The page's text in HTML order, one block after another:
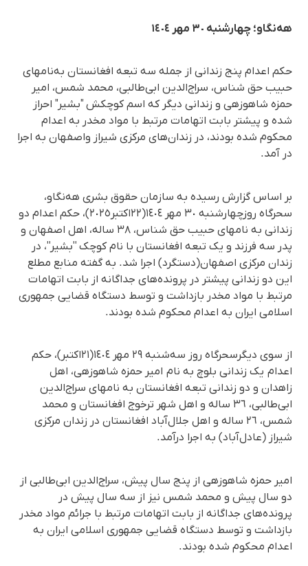
هەنگاو؛ چهارشنبە ٣٠ مهر ١٤٠٤
حکم اعدام پنج زندانی از جملە سە تبعە افغانستان به‌نامهای
حبیب حق شناس، سراج‌الدین ابی‌طالبی، محمد شمس، امیر
حمزە شاهوزهی و زندانی دیگر کە اسم کوچکش "بشیر" احراز
شده و پیشتر بابت اتهامات مرتبط با مواد مخدر به اعدام
محکوم شده بودند، در زندان‌های مرکزی شیراز واصفهان بە اجرا
در آمد.
بر اساس گزارش رسیده به سازمان حقوق بشری هه‌نگاو،
سحرگاە روزچهارشنبە ٣٠ مهر ١٤٠٤(٢٢اکتبر٢٠٢٥)، حکم اعدام دو
زندانی بە نامهای حبیب حق شناس، ٣٨ سالە، اهل اصفهان و
پدر سە فرزند و یک تبعە افغانستان با نام کوچک ''بشیر''، در
زندان مرکزی اصفهان(دستگرد) اجرا شد. بە گفتە منابع مطلع
این دو زندانی پیشتر در پرونده‌های جداگانه از بابت اتهامات
مرتبط با مواد مخدر بازداشت و توسط دستگاه قضایی جمهوری
اسلامی ایران به اعدام محکوم شده بودند.
از سوی دیگرسحرگاە روز سەشنبە ٢٩ مهر ١٤٠٤(٢١اکتبر)، حکم
اعدام یک زندانی بلوچ بە نام امیر حمزە شاهوزهی، اهل
زاهدان و دو زندانی تبعە افغانستان بە نامهای سراج‌الدین
ابی‌طالبی، ٣٦ سالە و اهل شهر ترخوج افغانستان و محمد
شمس، ٢٦ سالە و اهل جلال‌آباد افغانستان در زندان مرکزی
شیراز (عادل‌آباد) به اجرا درآمد.
امیر حمزە شاهوزهی از پنج سال پیش، سراج‌الدین ابی‌طالبی از
دو سال پیش و محمد شمس نیز از سە سال پیش در
پرونده‌های جداگانه از بابت اتهامات مرتبط با جرائم مواد مخدر
بازداشت و توسط دستگاە قضایی جمهوری اسلامی ایران بە
اعدام محکوم شدە بودند.